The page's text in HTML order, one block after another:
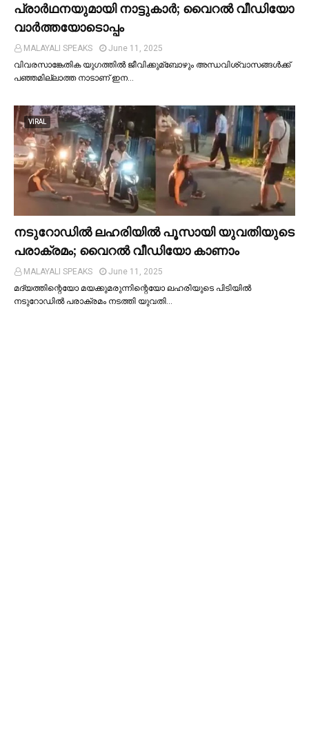
പ്രാര്‍ഥനയുമായി നാട്ടുകാര്‍; വൈറൽ വീഡിയോ
വാർത്തയോടൊപ്പം
MALAYALI SPEAKS
June 11, 2025
വിവരസാങ്കേതിക യുഗത്തില്‍ ജീവിക്കുമ്ബോഴും അന്ധവിശ്വാസങ്ങള്‍ക്ക്
പഞ്ഞമില്ലാത്ത നാടാണ് ഇന…
VIRAL
നടുറോഡില്‍ ലഹരിയില്‍ പൂസായി യുവതിയുടെ
പരാക്രമം; വൈറൽ വീഡിയോ കാണാം
MALAYALI SPEAKS
June 11, 2025
മദ്യത്തിന്റെയോ മയക്കുമരുന്നിന്റെയോ ലഹരിയുടെ പിടിയില്‍
നടുറോഡില്‍ പരാക്രമം നടത്തി യുവതി…